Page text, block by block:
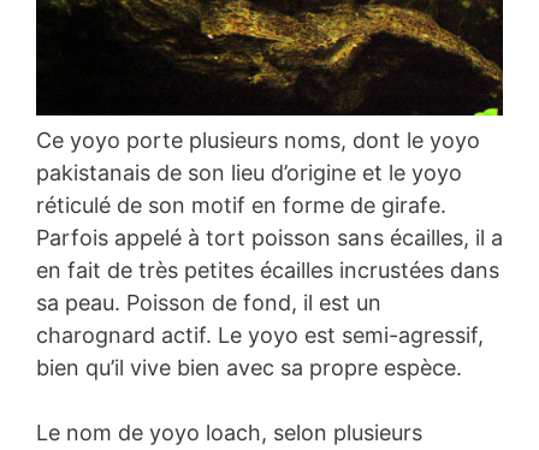
Ce yoyo porte plusieurs noms, dont le yoyo
pakistanais de son lieu d’origine et le yoyo
réticulé de son motif en forme de girafe.
Parfois appelé à tort poisson sans écailles, il a
en fait de très petites écailles incrustées dans
sa peau. Poisson de fond, il est un
charognard actif. Le yoyo est semi-agressif,
bien qu’il vive bien avec sa propre espèce.
Le nom de yoyo loach, selon plusieurs